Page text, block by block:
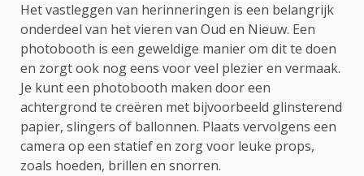
Het vastleggen van herinneringen is een belangrijk
onderdeel van het vieren van Oud en Nieuw. Een
photobooth is een geweldige manier om dit te doen
en zorgt ook nog eens voor veel plezier en vermaak.
Je kunt een photobooth maken door een
achtergrond te creëren met bijvoorbeeld glinsterend
papier, slingers of ballonnen. Plaats vervolgens een
camera op een statief en zorg voor leuke props,
zoals hoeden, brillen en snorren.